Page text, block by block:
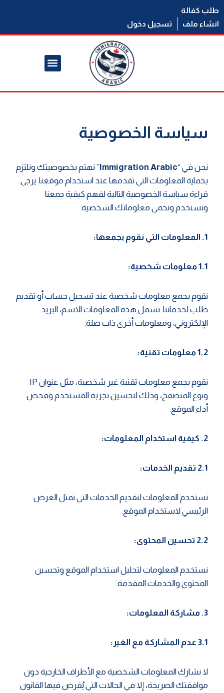
طلب كفالة
انشاء ملف
تسجيل دخول
سياسة الخصوصية
نحن في “Immigration Arabic” نهتم بخصوصيتك ونلتزم
بحماية المعلومات التي تقدمها عند استخدام موقعنا. يرجى
قراءة سياسة الخصوصية التالية لفهم كيفية جمعنا
ونستخدم ونحمي معلوماتك الشخصية.
1. المعلومات التي نقوم بجمعها:
1.1 معلومات شخصية:
نقوم بجمع معلومات شخصية عند تسجيل حساب أو تقديم
طلب لخدماتنا. تشمل هذه المعلومات الاسم، البريد
الإلكتروني، ومعلومات أخرى ذات صلة.
1.2 معلومات تقنية:
نقوم بجمع معلومات تقنية غير شخصية، مثل عنوان IP
ونوع المتصفح، وذلك لتحسين تجربة المستخدم وفحص
أداء الموقع.
2. كيفية استخدام المعلومات:
2.1 تقديم الخدمات:
نستخدم المعلومات لتقديم الخدمات التي تمثل الغرض
الرئيسي لاستخدام الموقع.
2.2 تحسين المحتوى:
نستخدم المعلومات لتحليل استخدام الموقع وتحسين
المحتوى والخدمات المقدمة.
3. مشاركة المعلومات:
3.1 عدم المشاركة مع الغير:
لا نشارك المعلومات الشخصية مع الأطراف الخارجية دون
موافقتك الصريحة، إلا في الحالات التي يُفرض فيها القانون